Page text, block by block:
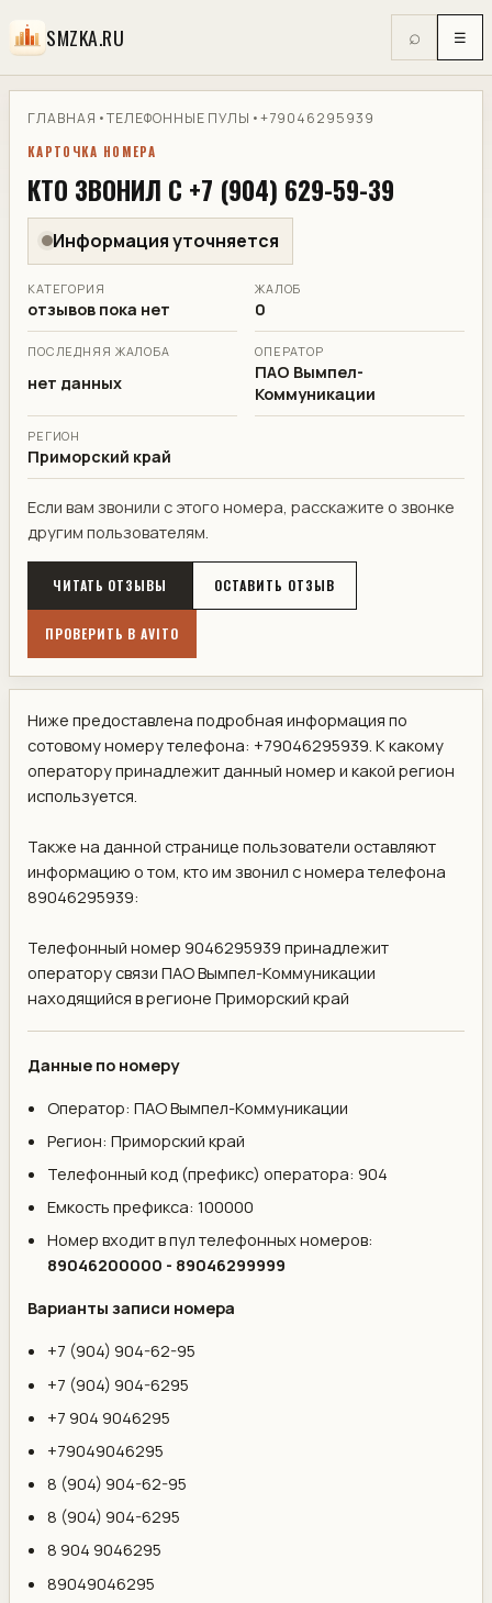
SMZKA.RU ⌕ ☰
ГЛАВНАЯ •ТЕЛЕФОННЫЕ ПУЛЫ •+79046295939
КАРТОЧКА НОМЕРА
КТО ЗВОНИЛ С +7 (904) 629-59-39
Информация уточняется
КАТЕГОРИЯ
отзывов пока нет
ЖАЛОБ
0
ПОСЛЕДНЯЯ ЖАЛОБА
нет данных
ОПЕРАТОР
ПАО Вымпел-
Коммуникации
РЕГИОН
Приморский край
Если вам звонили с этого номера, расскажите о звонке
другим пользователям.
ЧИТАТЬ ОТЗЫВЫ ОСТАВИТЬ ОТЗЫВ
ПРОВЕРИТЬ В AVITO
Ниже предоставлена подробная информация по
сотовому номеру телефона: +79046295939. К какому
оператору принадлежит данный номер и какой регион
используется.
Также на данной странице пользователи оставляют
информацию о том, кто им звонил с номера телефона
89046295939:
Телефонный номер 9046295939 принадлежит
оператору связи ПАО Вымпел-Коммуникации
находящийся в регионе Приморский край
Данные по номеру
Оператор: ПАО Вымпел-Коммуникации
Регион: Приморский край
Телефонный код (префикс) оператора: 904
Емкость префикса: 100000
Номер входит в пул телефонных номеров:
89046200000 - 89046299999
Варианты записи номера
+7 (904) 904-62-95
+7 (904) 904-6295
+7 904 9046295
+79049046295
8 (904) 904-62-95
8 (904) 904-6295
8 904 9046295
89049046295